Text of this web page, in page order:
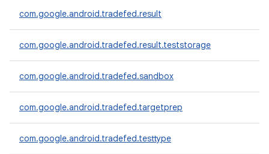
com.google.android.tradefed.result
com.google.android.tradefed.result.teststorage
com.google.android.tradefed.sandbox
com.google.android.tradefed.targetprep
com.google.android.tradefed.testtype